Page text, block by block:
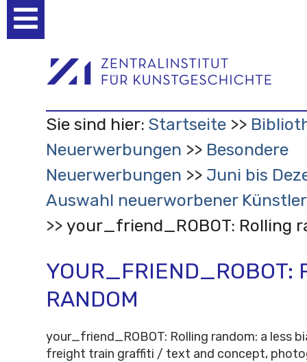
Werkzeuge
Sie sind hier: Startseite
Neuerwerbungen
Besondere
Neuerwerbungen
Juni bis
Auswahl neuerworbener
your_friend_ROBOT: Rolling
YOUR_FRIEND_ROBOT:
RANDOM
your_friend_ROBOT: Rolling random: a less
freight train graffiti / text and concept,